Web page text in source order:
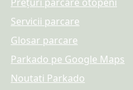
Servicii parcare
Glosar parcare
Parkado pe Google Maps
Noutati Parkado